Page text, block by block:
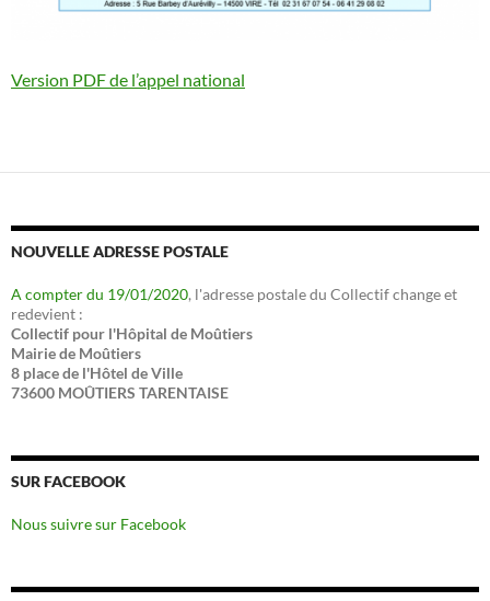
Version PDF de l’appel national
NOUVELLE ADRESSE POSTALE
A compter du 19/01/2020, l'adresse postale du Collectif change et
redevient :
Collectif pour l'Hôpital de Moûtiers
Mairie de Moûtiers
8 place de l'Hôtel de Ville
73600 MOÛTIERS TARENTAISE
SUR FACEBOOK
Nous suivre sur Facebook